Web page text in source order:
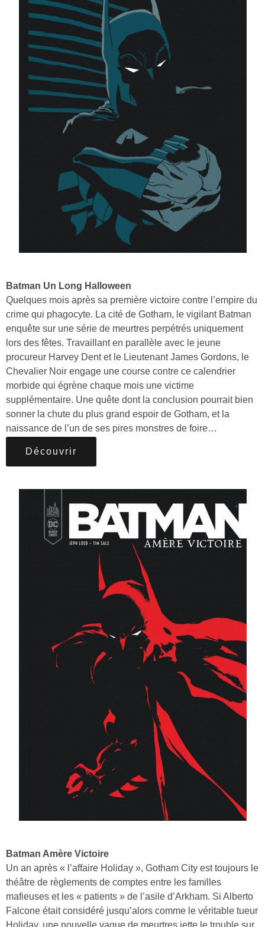
Batman Un Long Halloween
Quelques mois après sa première victoire contre l’empire du
crime qui phagocyte. La cité de Gotham, le vigilant Batman
enquête sur une série de meurtres perpétrés uniquement
lors des fêtes. Travaillant en parallèle avec le jeune
procureur Harvey Dent et le Lieutenant James Gordons, le
Chevalier Noir engage une course contre ce calendrier
morbide qui égrène chaque mois une victime
supplémentaire. Une quête dont la conclusion pourrait bien
sonner la chute du plus grand espoir de Gotham, et la
naissance de l’un de ses pires monstres de foire…
Découvrir
Batman Amère Victoire
Un an après « l’affaire Holiday », Gotham City est toujours le
théâtre de règlements de comptes entre les familles
mafieuses et les « patients » de l’asile d’Arkham. Si Alberto
Falcone était considéré jusqu’alors comme le véritable tueur
Holiday, une nouvelle vague de meurtres jette le trouble sur